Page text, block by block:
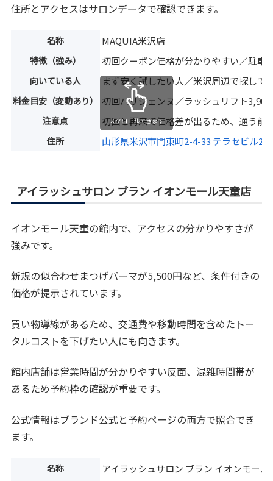
住所とアクセスはサロンデータで確認できます。
名称 MAQUIA米沢店
特徴（強み） 初回クーポン価格が分かりやすい／駐車
向いている人 まず安く試したい人／米沢周辺で探して
料金目安（変動あり） 初回パリジェンヌ／ラッシュリフト
注意点 初回と再来で価格差が出るため、通う前
住所 山形県米沢市門東町2-4-33 テラセビル2
スクロールできます
アイラッシュサロン ブラン イオンモール天童店
イオンモール天童の館内で、アクセスの分かりやすさが
強みです。
新規の似合わせまつげパーマが5,500円など、条件付きの
価格が提示されています。
買い物導線があるため、交通費や移動時間を含めたトー
タルコストを下げたい人にも向きます。
館内店舗は営業時間が分かりやすい反面、混雑時間帯が
あるため予約枠の確認が重要です。
公式情報はブランド公式と予約ページの両方で照合でき
ます。
名称 アイラッシュサロン ブラン イオンモール